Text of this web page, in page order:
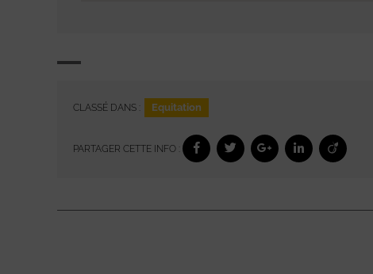
CLASSÉ DANS : Equitation
PARTAGER CETTE INFO :